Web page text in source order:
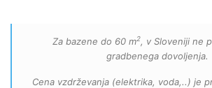
Za bazene do 60 m2, v Sloveniji ne
gradbenega dovoljenja.
Cena vzdrževanja (elektrika, voda,..) je